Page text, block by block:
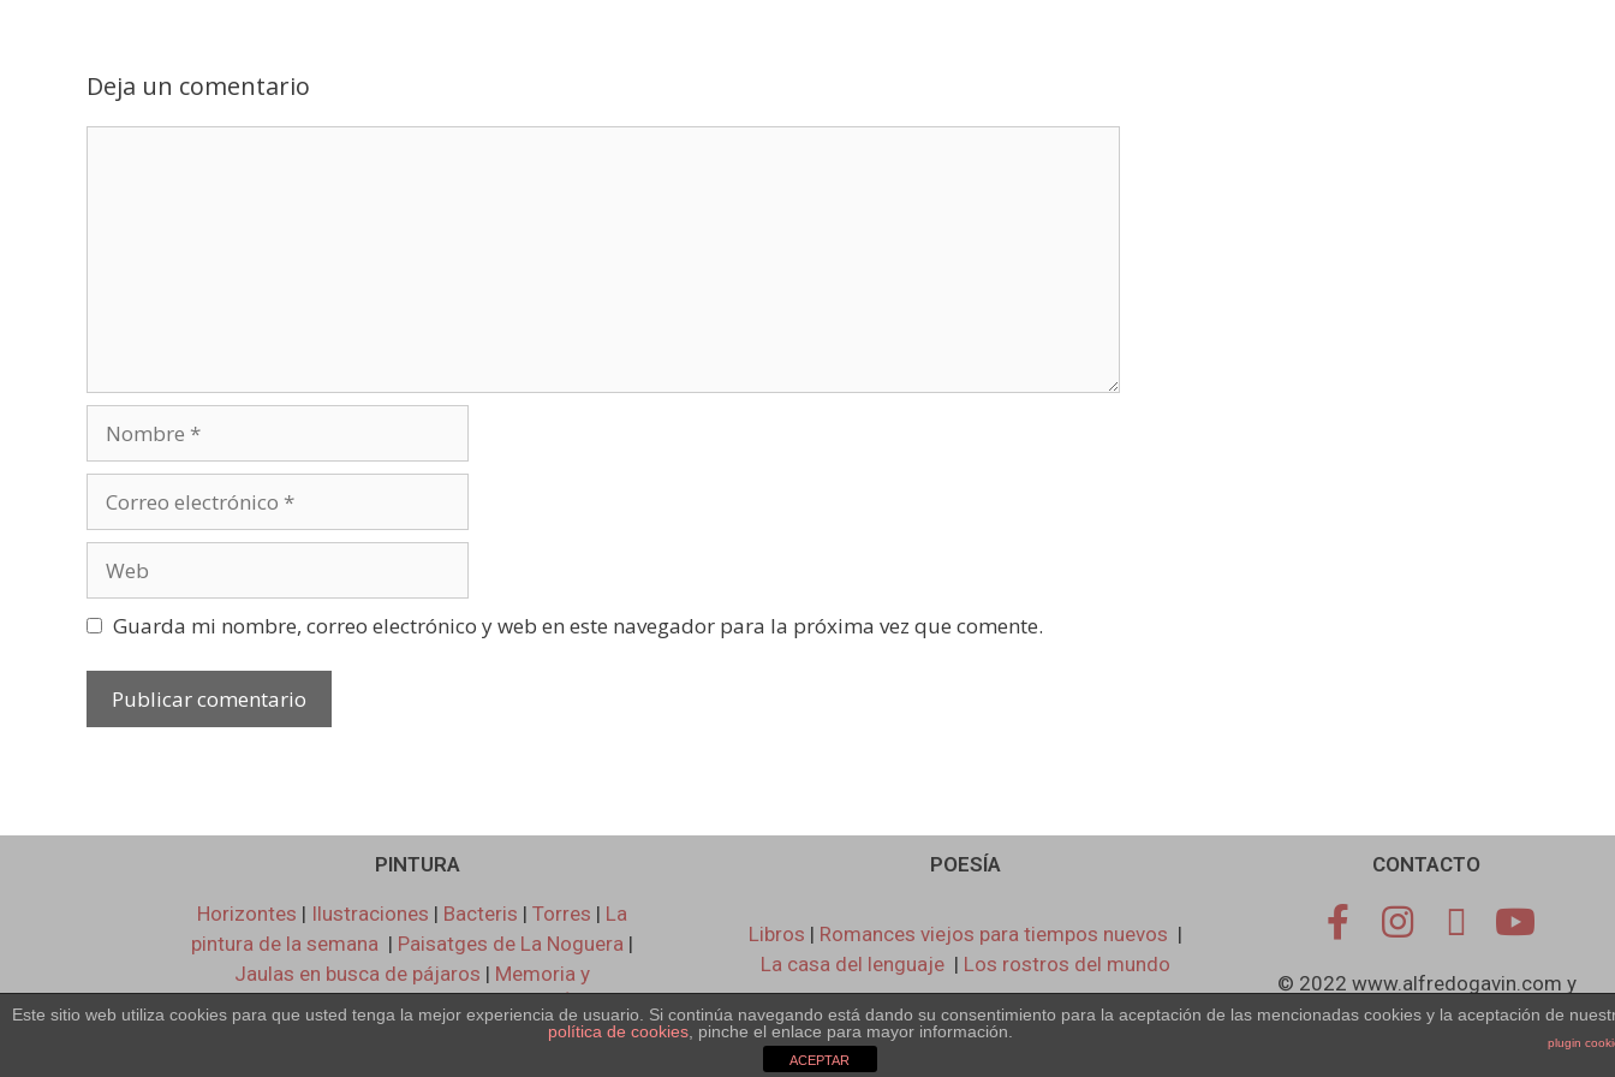
Deja un comentario
Guarda mi nombre, correo electrónico y web en este navegador para la próxima vez que comente.
PINTURA
Horizontes | Ilustraciones | Bacteris | Torres | La
pintura de la semana | Paisatges de La Noguera |
Jaulas en busca de pájaros | Memoria y
sentimiento del País Vasco
La noche Óxidos
POESÍA
Libros | Romances viejos para tiempos nuevos |
La casa del lenguaje| Los rostros del mundo
CONTACTO
© 2022 www.alfredogavin.com y
Teresa Delgado
Este sitio web utiliza cookies para que usted tenga la mejor experiencia de usuario. Si continúa navegando está dando su consentimiento para la aceptación de las mencionadas cookies y la aceptación de
política de cookies, pinche el enlace para mayor información.
plugin
ACEPTAR